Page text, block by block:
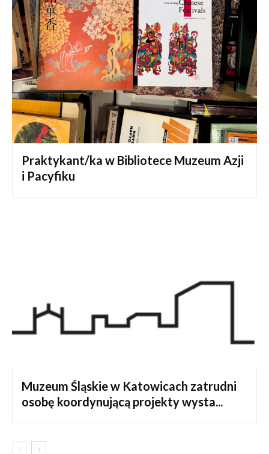
Praktykant/ka w Bibliotece Muzeum Azji
i Pacyfiku
Muzeum Śląskie w Katowicach zatrudni
osobę koordynującą projekty wysta...